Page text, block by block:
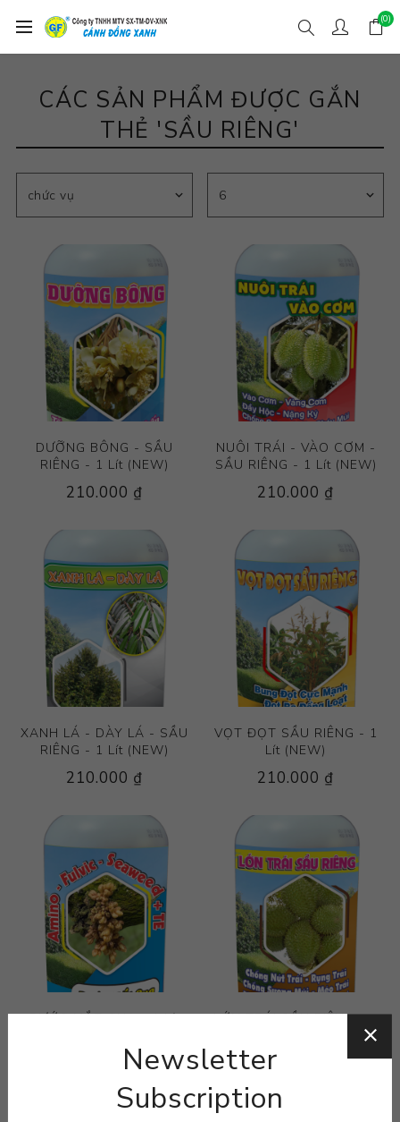
(0)
CÁC SẢN PHẨM ĐƯỢC GẮN
THẺ 'SẦU RIÊNG'
DƯỠNG BÔNG - SẦU
RIÊNG - 1 Lít (NEW)
210.000 ₫
NUÔI TRÁI - VÀO CƠM -
SẦU RIÊNG - 1 Lít (NEW)
210.000 ₫
XANH LÁ - DÀY LÁ - SẦU
RIÊNG - 1 Lít (NEW)
210.000 ₫
VỌT ĐỌT SẦU RIÊNG - 1
Lít (NEW)
210.000 ₫
RƯỚC MẮT CUA - 1 Lít
210.000 ₫
LỚN TRÁI SẦU RIÊNG - 1
210.000 ₫
Newsletter
Subscription